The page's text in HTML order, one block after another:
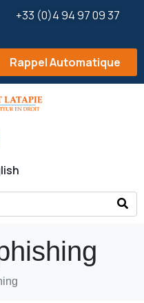
+33 (0)4 94 97 09 37
Rappel Automatique